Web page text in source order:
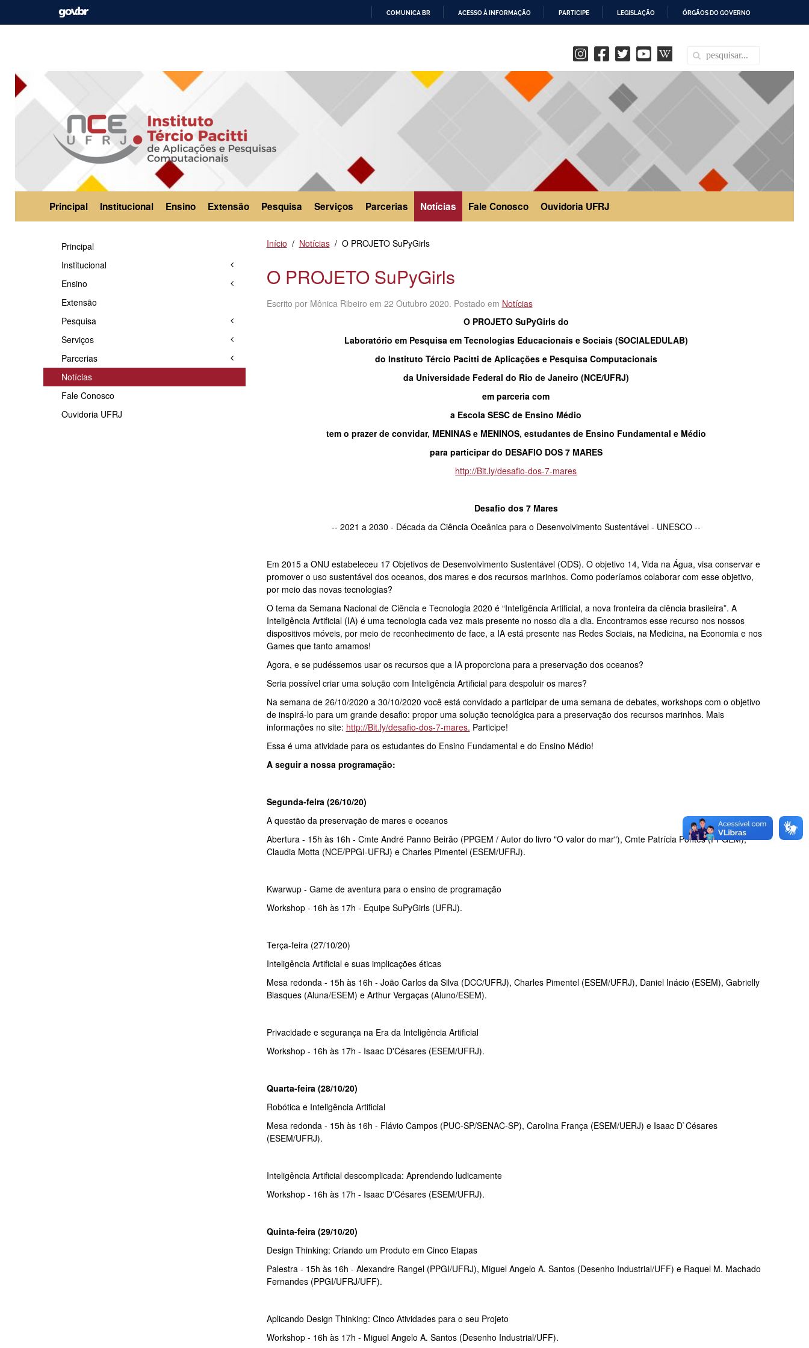
COMUNICA BR ACESSO À INFORMAÇÃO PARTICIPE LEGISLAÇÃO ÓRGÃOS DO GOVERNO
Principal Institucional Ensino Extensão Pesquisa Serviços Parcerias Notícias Fale Conosco Ouvidoria UFRJ
Início Notícias O PROJETO SuPyGirls
O PROJETO SuPyGirls
Escrito por Mônica Ribeiro em 22 Outubro 2020. Postado em Notícias
O PROJETO SuPyGirls do
Laboratório em Pesquisa em Tecnologias Educacionais e Sociais (SOCIALEDULAB)
do Instituto Tércio Pacitti de Aplicações e Pesquisa Computacionais
da Universidade Federal do Rio de Janeiro (NCE/UFRJ)
em parceria com
a Escola SESC de Ensino Médio
tem o prazer de convidar, MENINAS e MENINOS, estudantes de Ensino Fundamental e Médio
para participar do DESAFIO DOS 7 MARES
http://Bit.ly/desafio-dos-7-mares
Desafio dos 7 Mares
-- 2021 a 2030 - Década da Ciência Oceânica para o Desenvolvimento Sustentável - UNESCO --
Em 2015 a ONU estabeleceu 17 Objetivos de Desenvolvimento Sustentável (ODS). O objetivo 14, Vida na Água, visa conservar e
promover o uso sustentável dos oceanos, dos mares e dos recursos marinhos. Como poderíamos colaborar com esse objetivo,
por meio das novas tecnologias?
O tema da Semana Nacional de Ciência e Tecnologia 2020 é “Inteligência Artificial, a nova fronteira da ciência brasileira”. A
Inteligência Artificial (IA) é uma tecnologia cada vez mais presente no nosso dia a dia. Encontramos esse recurso nos nossos
dispositivos móveis, por meio de reconhecimento de face, a IA está presente nas Redes Sociais, na Medicina, na Economia e nos
Games que tanto amamos!
Agora, e se pudéssemos usar os recursos que a IA proporciona para a preservação dos oceanos?
Seria possível criar uma solução com Inteligência Artificial para despoluir os mares?
Na semana de 26/10/2020 a 30/10/2020 você está convidado a participar de uma semana de debates, workshops com o objetivo
de inspirá-lo para um grande desafio: propor uma solução tecnológica para a preservação dos recursos marinhos. Mais
informações no site: http://Bit.ly/desafio-dos-7-mares. Participe!
Essa é uma atividade para os estudantes do Ensino Fundamental e do Ensino Médio!
A seguir a nossa programação:
Segunda-feira (26/10/20)
A questão da preservação de mares e oceanos
Abertura - 15h às 16h - Cmte André Panno Beirão (PPGEM / Autor do livro "O valor do mar"), Cmte Patrícia Pontes (PPGEM),
Claudia Motta (NCE/PPGI-UFRJ) e Charles Pimentel (ESEM/UFRJ).
Kwarwup - Game de aventura para o ensino de programação
Workshop - 16h às 17h - Equipe SuPyGirls (UFRJ).
Terça-feira (27/10/20)
Inteligência Artificial e suas implicações éticas
Mesa redonda - 15h às 16h - João Carlos da Silva (DCC/UFRJ), Charles Pimentel (ESEM/UFRJ), Daniel Inácio (ESEM), Gabrielly
Blasques (Aluna/ESEM) e Arthur Vergaças (Aluno/ESEM).
Privacidade e segurança na Era da Inteligência Artificial
Workshop - 16h às 17h - Isaac D'Césares (ESEM/UFRJ).
Quarta-feira (28/10/20)
Robótica e Inteligência Artificial
Mesa redonda - 15h às 16h - Flávio Campos (PUC-SP/SENAC-SP), Carolina França (ESEM/UERJ) e Isaac D`Césares
(ESEM/UFRJ).
Inteligência Artificial descomplicada: Aprendendo ludicamente
Workshop - 16h às 17h - Isaac D'Césares (ESEM/UFRJ).
Quinta-feira (29/10/20)
Design Thinking: Criando um Produto em Cinco Etapas
Palestra - 15h às 16h - Alexandre Rangel (PPGI/UFRJ), Miguel Angelo A. Santos (Desenho Industrial/UFF) e Raquel M. Machado
Fernandes (PPGI/UFRJ/UFF).
Aplicando Design Thinking: Cinco Atividades para o seu Projeto
Workshop - 16h às 17h - Miguel Angelo A. Santos (Desenho Industrial/UFF).
Principal
Institucional
Ensino
Extensão
Pesquisa
Serviços
Parcerias
Notícias
Fale Conosco
Ouvidoria UFRJ